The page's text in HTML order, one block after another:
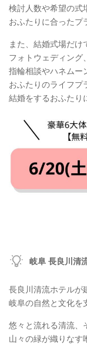
検討人数や希望の式
おふたりに合ったプ
また、結婚式場だけ
フォトウェディン
指輪相談やハネムー
おふたりのライフプ
結婚をするおふたり
岐阜 長良川清
長良川清流ホテルが
岐阜の自然と文化を
悠々と流れる清流、
山々の緑が織りなす